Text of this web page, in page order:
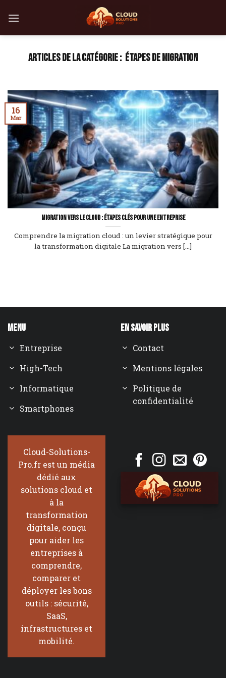
ÉTAPES DE MIGRATION
Migration vers le cloud : étapes clés pour une entreprise
Comprendre la migration cloud : un levier stratégique pour
la transformation digitale La migration vers [...]
16
Mar
Menu
Entreprise
High-Tech
Informatique
Smartphones
En savoir plus
Contact
Mentions légales
Politique de
confidentialité
Cloud-Solutions-
Pro.fr est un média
dédié aux
solutions cloud et
à la
transformation
digitale, conçu
pour aider les
entreprises à
comprendre,
comparer et
déployer les bons
outils : sécurité,
SaaS,
infrastructures et
mobilité.